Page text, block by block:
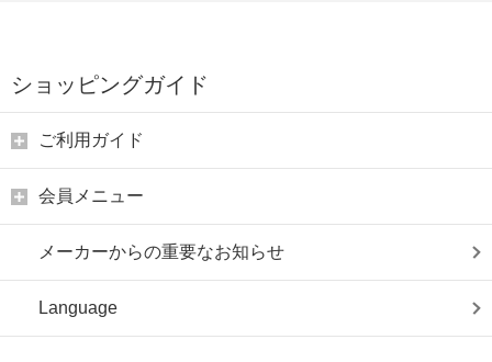
ショッピングガイド
ご利用ガイド
会員メニュー
メーカーからの重要なお知らせ
Language